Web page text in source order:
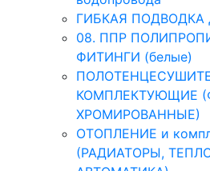
ГИБКАЯ
08. ППР
ФИТИНГИ (белые)
КОМПЛЕКТУЮЩИЕ
ХРОМИРОВАННЫЕ)
ОТОПЛЕНИЕ и
(РАДИАТОРЫ,